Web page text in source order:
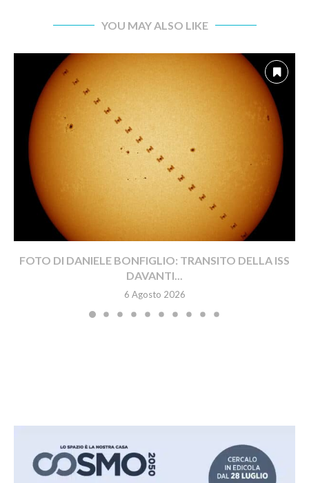
YOU MAY ALSO LIKE
FOTO DI DANIELE BONFIGLIO: TRANSITO DELLA ISS
DAVANTI...
6 Agosto 2026